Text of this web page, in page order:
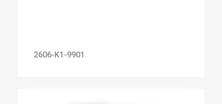
2606-K1-9901